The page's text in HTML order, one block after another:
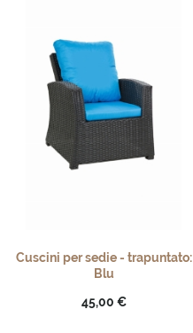
Cuscini per sedie - trapuntato:
Blu
45,00 €